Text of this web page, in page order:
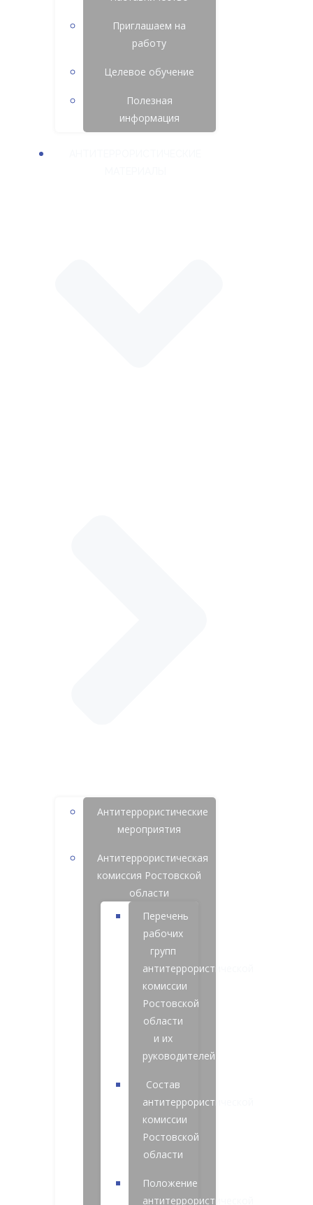
Приглашаем на
работу
Целевое обучение
Полезная
информация
Антитеррористические
мероприятия
Антитеррористическая
комиссия Ростовской
области
Перечень
рабочих
групп
антитеррористической
комиссии
Ростовской
области
и их
руководителей
Состав
антитеррористической
комиссии
Ростовской
области
Положение
антитеррористической